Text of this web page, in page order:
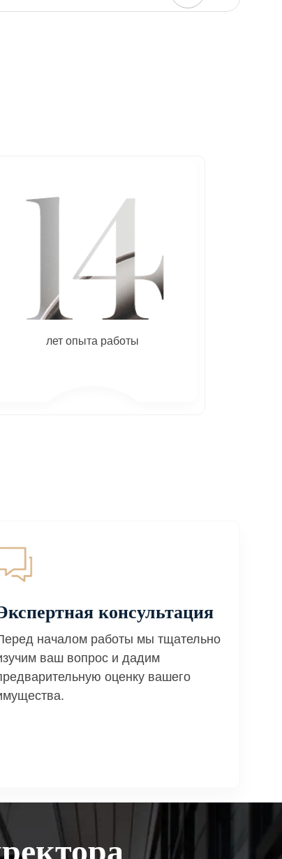
лет опыта работы
консультация
началом работы мы тщательно
ваш вопрос и дадим
оценку вашего